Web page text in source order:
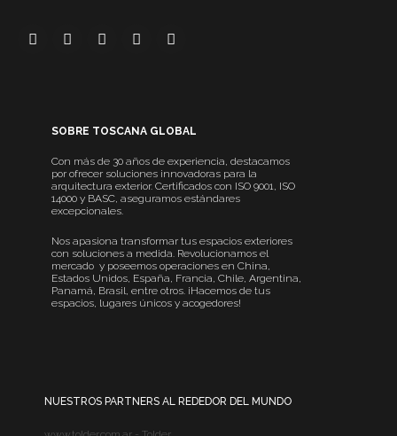
SOBRE TOSCANA GLOBAL
Con más de 30 años de experiencia, destacamos
por ofrecer soluciones innovadoras para la
arquitectura exterior. Certificados con ISO 9001, ISO
14000 y BASC, aseguramos estándares
excepcionales.
Nos apasiona transformar tus espacios exteriores
con soluciones a medida. Revolucionamos el
mercado y poseemos operaciones en China,
Estados Unidos, España, Francia, Chile, Argentina,
Panamá, Brasil, entre otros. ¡Hacemos de tus
espacios, lugares únicos y acogedores!
NUESTROS PARTNERS AL REDEDOR DEL MUNDO